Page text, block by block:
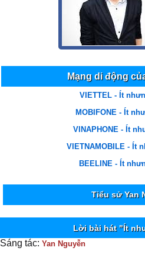
Mạng di động
VIETTEL - Ít
MOBIFONE - Ít
VINAPHONE - Ít
VIETNAMOBILE - Ít
BEELINE - Ít
Tiểu sử Yan
Lời bài hát "Ít
Sáng tác: Yan Nguyễn